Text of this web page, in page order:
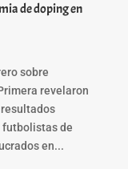
de doping en
sobre
revelaron
resultados
futbolistas de
en...